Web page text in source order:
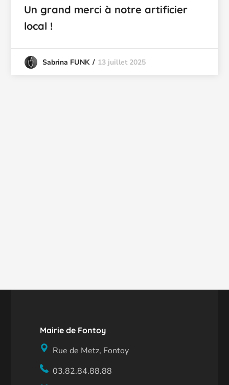
Un grand merci à notre artificier
local !
Sabrina FUNK 13 juillet 2025
Mairie de Fontoy
Rue de Metz, Fontoy
03.82.84.88.88